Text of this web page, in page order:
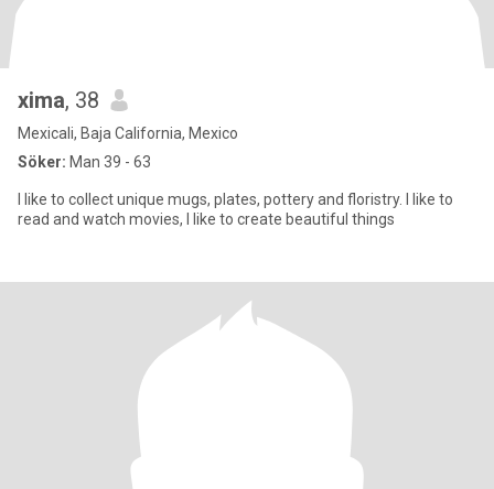
xima, 38
Mexicali, Baja California, Mexico
Söker: Man 39 - 63
I like to collect unique mugs, plates, pottery and floristry. I like to
read and watch movies, I like to create beautiful things